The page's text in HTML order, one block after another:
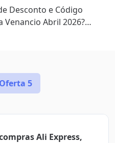
Desconto e Código
Abril 2026?
Oferta 5
Ali Express,